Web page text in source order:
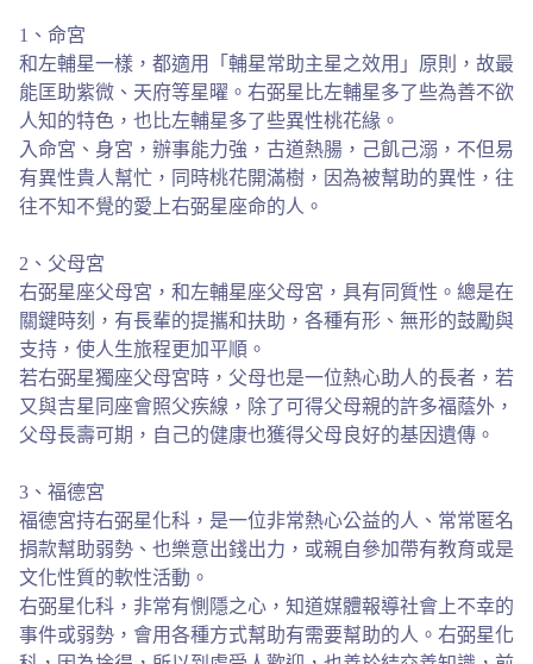
1、命宮
和左輔星一樣，都適用「輔星常助主星之效用」原則，故最
能匡助紫微、天府等星曜。右弼星比左輔星多了些為善不欲
人知的特色，也比左輔星多了些異性桃花緣。
入命宮、身宮，辦事能力強，古道熱腸，己飢己溺，不但易
有異性貴人幫忙，同時桃花開滿樹，因為被幫助的異性，往
往不知不覺的愛上右弼星座命的人。
2、父母宮
右弼星座父母宮，和左輔星座父母宮，具有同質性。總是在
關鍵時刻，有長輩的提攜和扶助，各種有形、無形的鼓勵與
支持，使人生旅程更加平順。
若右弼星獨座父母宮時，父母也是一位熱心助人的長者，若
又與吉星同座會照父疾線，除了可得父母親的許多福蔭外，
父母長壽可期，自己的健康也獲得父母良好的基因遺傳。
3、福德宮
福德宮持右弼星化科，是一位非常熱心公益的人、常常匿名
捐款幫助弱勢、也樂意出錢出力，或親自參加帶有教育或是
文化性質的軟性活動。
右弼星化科，非常有惻隱之心，知道媒體報導社會上不幸的
事件或弱勢，會用各種方式幫助有需要幫助的人。右弼星化